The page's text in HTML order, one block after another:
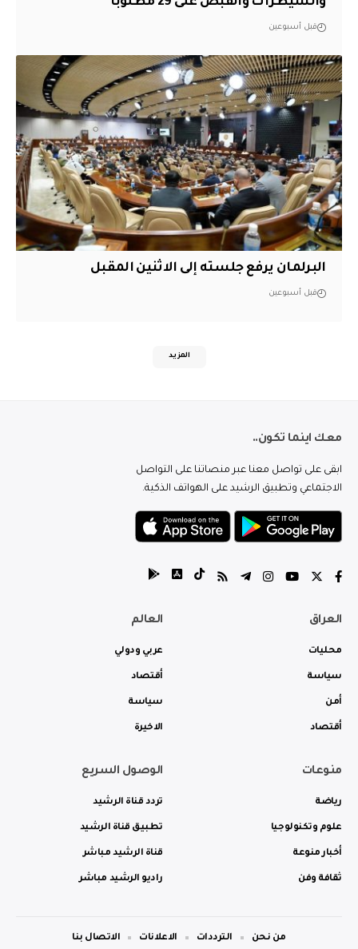
قبل أسبوعين
البرلمان يرفع جلسته إلى الاثنين المقبل
قبل أسبوعين
المزيد
معك اينما تكون..
ابقى على تواصل معنا عبر منصاتنا على التواصل
الاجتماعي وتطبيق الرشيد على الهواتف الذكية.
العراق
محليات
سياسة
أمن
أقتصاد
العالم
عربي ودولي
أقتصاد
سياسة
الاخيرة
منوعات
رياضة
علوم وتكنولوجيا
أخبار منوعة
ثقافة وفن
الوصول السريع
تردد قناة الرشيد
تطبيق قناة الرشيد
قناة الرشيد مباشر
راديو الرشيد مباشر
من نحن الترددات الاعلانات الاتصال بنا